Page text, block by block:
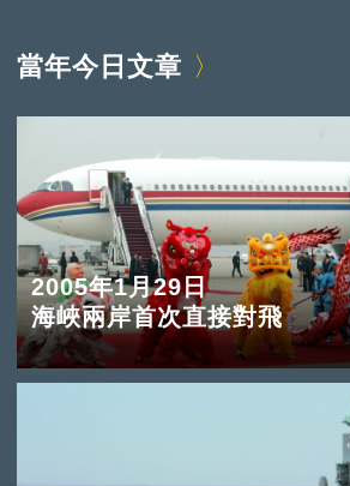
當年今日文章
2005年1月29日
海峽兩岸首次直接對飛